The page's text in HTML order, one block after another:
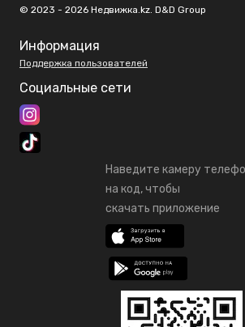
© 2023 - 2026 Недвижка.kz. D&D Group
Информация
Поддержка пользователей
Социальные сети
Наведите камеру
на код, чтобы
скачать приложение